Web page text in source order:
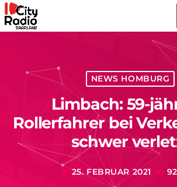
NEWS HOMBURG
Limbach: 59-
Rollerfahrer bei
schwer
today 25. FEBRUAR 2021 92